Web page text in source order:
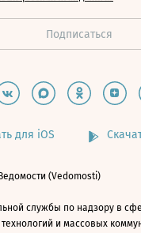
для iOS
(Vedomosti)
службы по надзору в
и массовых